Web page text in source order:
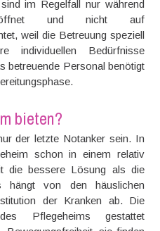
im Regelfall nur während
und nicht auf
weil die Betreuung speziell
Bedürfnisse
betreuende Personal benötigt
bieten?
der letzte Notanker sein. In
schon in einem relativ
die bessere Lösung als die
hängt von den häuslichen
der Kranken ab. Die
Pflegeheims gestattet